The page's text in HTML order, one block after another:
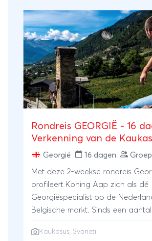
Rondreis GEORGIË - 16
Verkenning van de
Georgië 16 dagen
Met deze 2-weekse rondreis
profileert Koning Aap zich als dé
Georgiëspecialist op de
Belgische markt. Sinds een aantal jaar lijkt
het verdient. Het bergachtige
Kaukasus, Svaneti